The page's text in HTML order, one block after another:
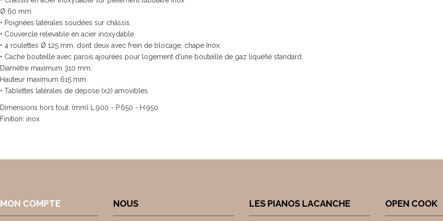
Ø 60 mm.
• Poignées latérales soudées sur châssis.
• Couvercle relevable en acier inoxydable.
• 4 roulettes Ø 125 mm, dont deux avec frein de blocage, chape Inox.
• Cache bouteille avec parois ajourées pour logement d’une bouteille de gaz liquéfié standard.
Diamètre maximum 310 mm.
Hauteur maximum 615 mm.
• Tablettes latérales de dépose (x2) amovibles.
Dimensions hors tout: (mm) L.900 - P.650 - H.950
Finition: inox
MON COMPTE NOUS LES PIANOS LACANCHE OPEN COOK